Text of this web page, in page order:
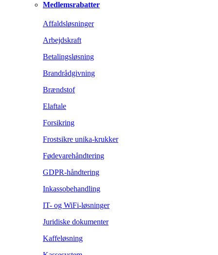
Medlemsrabatter
Affaldsløsninger
Arbejdskraft
Betalingsløsning
Brandrådgivning
Brændstof
Elaftale
Forsikring
Frostsikre unika-krukker
Fødevarehåndtering
GDPR-håndtering
Inkassobehandling
IT- og WiFi-løsninger
Juridiske dokumenter
Kaffeløsning